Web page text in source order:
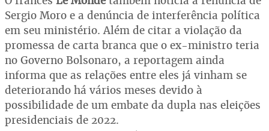
Sergio Moro e a denúncia de interferência política
em seu ministério. Além de citar a violação da
promessa de carta branca que o ex-ministro teria
no Governo Bolsonaro, a reportagem ainda
informa que as relações entre eles já vinham se
deteriorando há vários meses devido à
possibilidade de um embate da dupla nas eleições
presidenciais de 2022.